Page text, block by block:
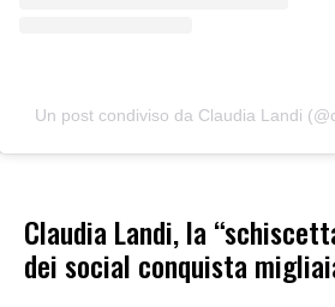
Un post condiviso da Claudia Landi
Claudia Landi, la
dei social conquista